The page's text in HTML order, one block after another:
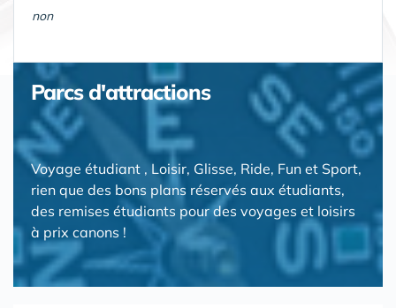
non
Parcs d'attractions
Voyage étudiant , Loisir, Glisse, Ride, Fun et Sport,
rien que des bons plans réservés aux étudiants,
des remises étudiants pour des voyages et loisirs
à prix canons !